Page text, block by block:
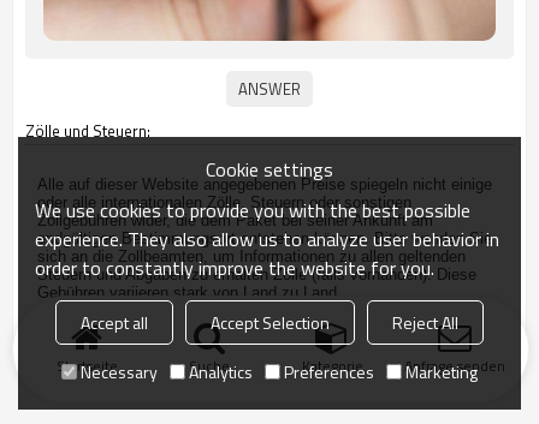
Zölle und Steuern:
Alle auf dieser Website angegebenen Preise spiegeln nicht einige
oder alle internationalen Zölle, Steuern oder sonstigen
Zollgebühren wider, die dem Paket bei seiner Ankunft am
endgültigen Bestimmungsort entstehen können. Bitte wenden Sie
sich an die Zollbeamten, um Informationen zu allen geltenden
Steuern und Abgaben zu erhalten Zölle (falls vorhanden). Diese
Gebühren variieren stark von Land zu Land.
Startseite Suche Kategorie Anfrage senden
Cookie settings
We use cookies to provide you with the best possible
experience. They also allow us to analyze user behavior in
order to constantly improve the website for you.
Accept all Accept Selection
Reject All
Necessary
Analytics Preferences Marketing